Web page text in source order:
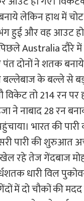
लेकिन हाथ में
हुई और वह आउट
Australia दौरे
दोनों ने शतक
बल्लेबाज के बल्ले से
तो 214 रन पर
ने नाबाद 28 रन
भारत की
पारी की शुरुआत
रहे तेज गेंदबाज
धारी विल
में दो चौकों की